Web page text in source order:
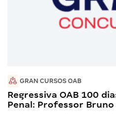
GRAN CURSOS OAB
Regressiva OAB 100
Penal: Professor Bruno